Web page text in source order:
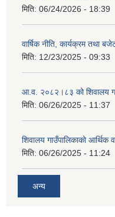
मिति: 06/24/2026 - 18:39
वार्षिक नीति, कार्यक्रम तथा
मिति: 12/23/2025 - 09:33
आ.व. २०८२।८३ को शिवालय
मिति: 06/26/2025 - 11:37
शिवालय गाउँपालिकाको आर्थिक
मिति: 06/26/2025 - 11:24
अन्य